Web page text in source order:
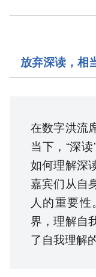
放弃深读，相
在数字洪流
当下，“深
如何理解深
嘉宾们从自
人的重要
界，理解自
了自我理解